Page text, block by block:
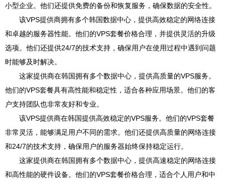
小型企业。他们还提供免费的备份和恢复服务，确保数据的安全性。
该VPS提供商拥有多个韩国数据中心，提供高效稳定的网络连接
和卓越的服务器性能。他们的VPS套餐价格合理，并提供灵活的升级
选项。他们还提供24/7的技术支持，确保用户在使用过程中遇到问题
时能够及时解决。
这家提供商在韩国拥有多个数据中心，提供高质量的VPS服务。
他们的VPS套餐具有高性能和稳定性，适合各种应用场景。他们的客
户支持团队也非常友好和专业。
该VPS提供商在韩国提供高效稳定的VPS服务。他们的VPS套餐
非常灵活，能够满足用户不同的需求。他们还提供高质量的网络连接
和24/7的技术支持，确保用户的服务器始终保持稳定运行。
这家提供商在韩国拥有多个数据中心，提供高速稳定的网络连接
和高性能的硬件设备。他们的VPS套餐价格合理，适合个人用户和中